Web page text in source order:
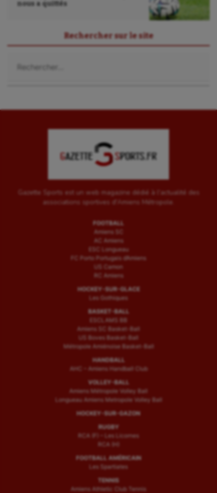
nous a quittés
Rechercher sur le site
Gazette Sports est un web magazine dédié à l'actualité des
associations sportives d'Amiens Métropole.
FOOTBALL
Amiens SC
AC Amiens
ESC Longueau
FC Porto Portugais d’Amiens
US Camon
RC Amiens
HOCKEY-SUR-GLACE
Les Gothiques
BASKET-BALL
ESCLAMS BB
Amiens SC Basket-Ball
US Boves Basket-Ball
Métropole Amiénoise Basket-Ball
HANDBALL
AHC – Amiens Handball Club
VOLLEY-BALL
Amiens Métropole Volley Ball
Longueau Amiens Metropole Volley Ball
HOCKEY-SUR-GAZON
RUGBY
RCA (F) – Les Licornes
RCA (H)
FOOTBALL AMÉRICAIN
Les Spartiates
TENNIS
Amiens Athletic Club Tennis